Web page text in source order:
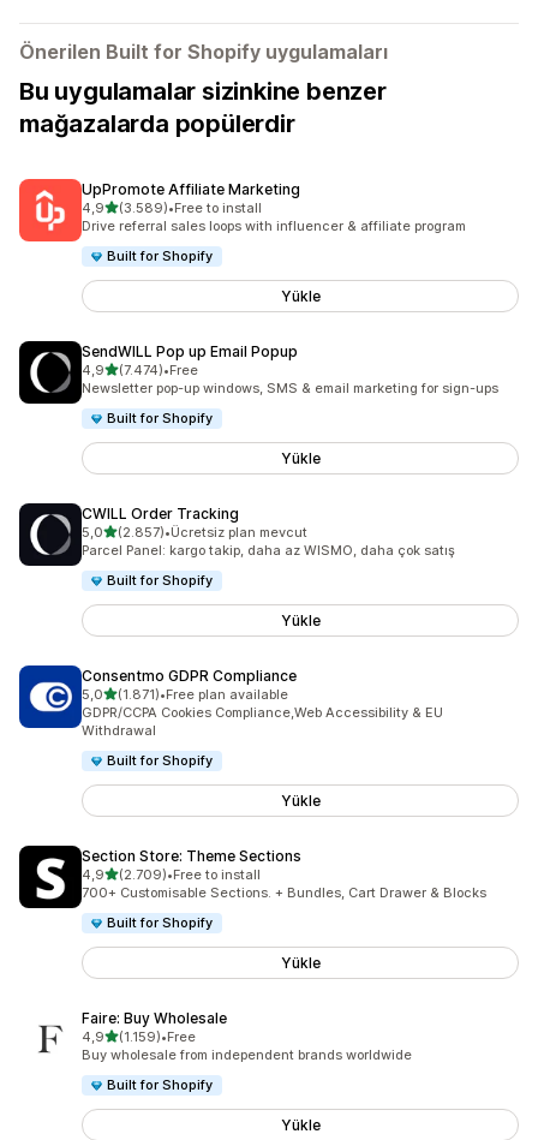
Önerilen Built for Shopify uygulamaları
Bu uygulamalar sizinkine benzer
mağazalarda popülerdir
UpPromote Affiliate Marketing
4,95 yıldız üzerinden
(3.589)
toplam 3589 değerlendirme
•Free to install
Drive referral sales loops with influencer & affiliate program
Built for Shopify
Yükle
SendWILL Pop up Email Popup
4,95 yıldız üzerinden
(7.474)
toplam 7474 değerlendirme
•Free
Newsletter pop-up windows, SMS & email marketing for sign-ups
Built for Shopify
Yükle
CWILL Order Tracking
5,05 yıldız üzerinden
(2.857)
toplam 2857 değerlendirme
•Ücretsiz plan mevcut
Parcel Panel: kargo takip, daha az WISMO, daha çok satış
Built for Shopify
Yükle
Consentmo GDPR Compliance
5,05 yıldız üzerinden
(1.871)
toplam 1871 değerlendirme
•Free plan available
GDPR/CCPA Cookies Compliance,Web Accessibility & EU
Withdrawal
Built for Shopify
Yükle
Section Store: Theme Sections
4,95 yıldız üzerinden
(2.709)
toplam 2709 değerlendirme
•Free to install
700+ Customisable Sections. + Bundles, Cart Drawer & Blocks
Built for Shopify
Yükle
Faire: Buy Wholesale
4,95 yıldız üzerinden
(1.159)
toplam 1159 değerlendirme
•Free
Buy wholesale from independent brands worldwide
Built for Shopify
Yükle